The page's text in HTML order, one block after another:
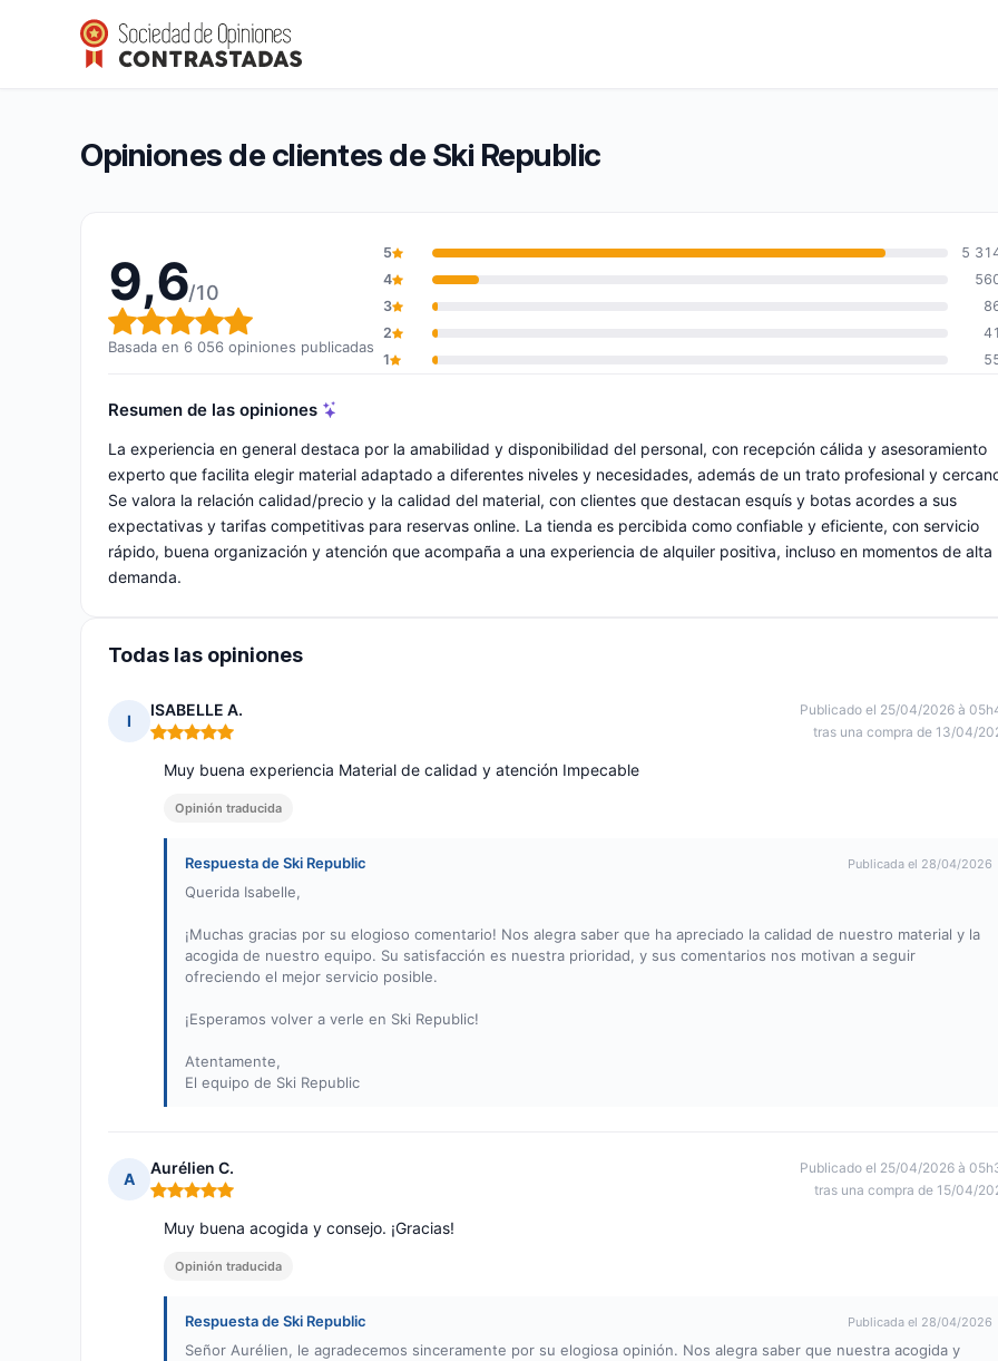
Ski Republic
Calificación global: 9,6 de 10
9,6/10(6 056 opiniones)
Opiniones de clientes de Ski Republic
9,6/10
Calificación global: 9,6 de 10
Basada en 6 056 opiniones publicadas
5
5
4
3
2
41
1
Resumen de las opiniones
La experiencia en general destaca por la amabilidad y disponibilidad del personal, con recepción cálida y asesoramiento
experto que facilita elegir material adaptado a diferentes niveles y necesidades, además de un trato profesional y
Se valora la relación calidad/precio y la calidad del material, con clientes que destacan esquís y botas acordes a sus
expectativas y tarifas competitivas para reservas online. La tienda es percibida como confiable y eficiente, con servicio
rápido, buena organización y atención que acompaña a una experiencia de alquiler positiva, incluso en momentos de alta
demanda.
Todas las opiniones
I
ISABELLE A.
Nota: 5 de 5
Publicado el 25/04/2026 à
tras una compra de 13/04/
Muy buena experiencia Material de calidad y atención Impecable
Opinión traducida
Respuesta de Ski Republic Publicada el 28/04/2026
Querida Isabelle,
¡Muchas gracias por su elogioso comentario! Nos alegra saber que ha apreciado la calidad de nuestro material y la
acogida de nuestro equipo. Su satisfacción es nuestra prioridad, y sus comentarios nos motivan a seguir
ofreciendo el mejor servicio posible.
¡Esperamos volver a verle en Ski Republic!
Atentamente,
El equipo de Ski Republic
A
Aurélien C.
Nota: 5 de 5
Publicado el 25/04/2026 à
tras una compra de 15/04/
Muy buena acogida y consejo. ¡Gracias!
Opinión traducida
Respuesta de Ski Republic Publicada el 28/04/2026
Señor Aurélien, le agradecemos sinceramente por su elogiosa opinión. Nos alegra saber que nuestra acogida y